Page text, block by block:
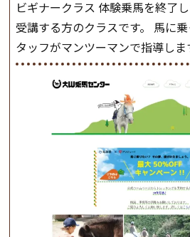
ビギナークラス 体験乗馬を終了
受講する方のクラスです。 馬に
タッフがマンツーマンで指導し
けでなく、馬の手入れや馬装（
このクラスで把握し、「馬に触
きましょう。 スタートクラス ビ
軽速歩(けいはやあし)ができるよ
クラスへ。 グループレッスンで
ながら 軽速歩・正反撞(せいはん
した手綱操作と軽速歩・正反撞が
駈歩(かけあし)練習に入ります。
クラスで常歩(なみあし)や 速歩